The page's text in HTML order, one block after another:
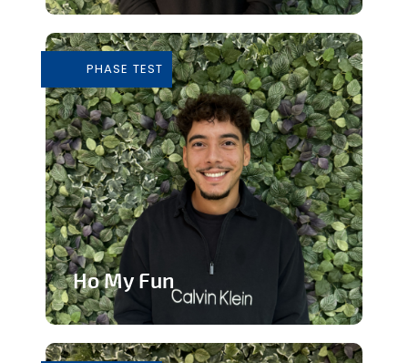
éthique
En savoir plus
PHASE TEST
Ho My Fun
inclusive